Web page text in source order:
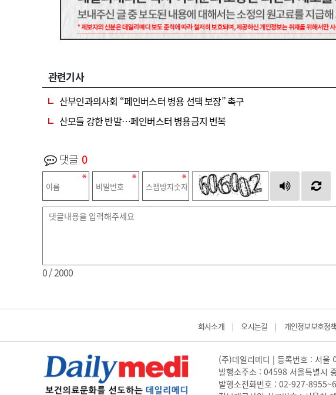
관련기사
산부인과의사회 “페인버스터 병용 선택 보장” 촉구
산모들 강한 반발…페인버스터 병용금지 번복
댓글 0
0/ 2000
회사소개 | 오시는길 | 개인정보보호정책
(주)데일리메디 | 등록번호 : 서
발행소주소 : 04598 서울특별시
발행소전화번호 : 02-927-